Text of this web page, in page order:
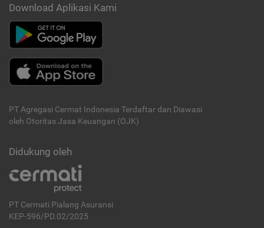
Download Aplikasi Kami
PT Agregasi Cermat Indonesia Terdaftar dan Diawasi
oleh Otoritas Jasa Keuangan (OJK)
Didukung oleh
PT Cermati Pialang Asuransi
KEP-596/PD.02/2025